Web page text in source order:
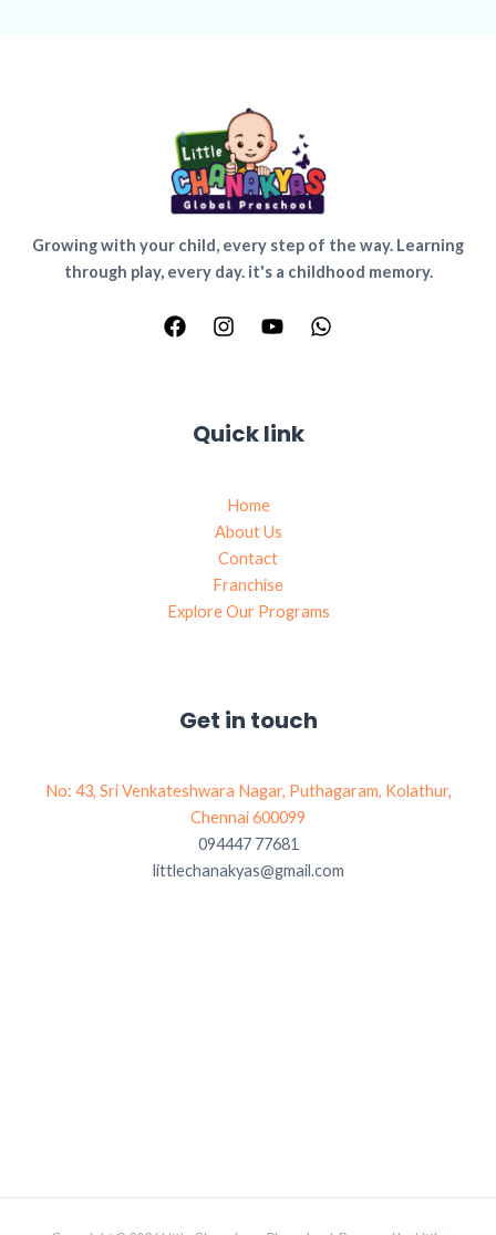
Growing with your child, every step of the way. Learning
through play, every day. it's a childhood memory.
Quick link
Home
About Us
Contact
Franchise
Explore Our Programs
Get in touch
No: 43, Sri Venkateshwara Nagar, Puthagaram, Kolathur,
Chennai 600099
094447 77681
littlechanakyas@gmail.com